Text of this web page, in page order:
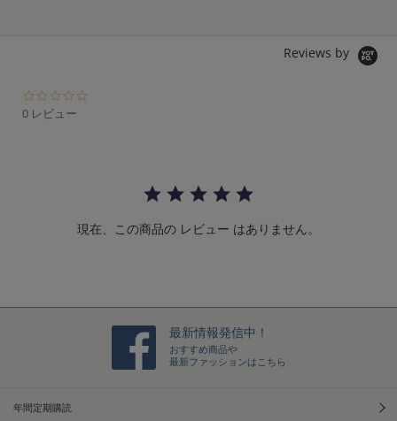
Reviews by
i
0 レビュー
現在、この商品の レビュー はありません。
最新情報発信中！
おすすめ商品や
最新ファッションはこちら
年間定期購読